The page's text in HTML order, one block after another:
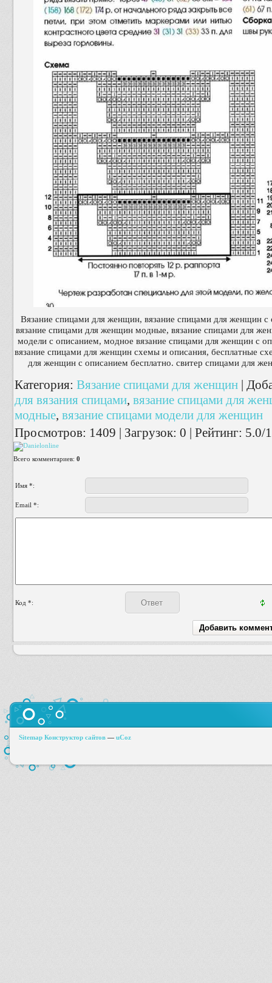
Вязание спицами для женщин, вязание спицами для женщин
вязание спицами для женщин модные, вязание спицами для
модели с описанием, модное вязание спицами для женщин с
вязание спицами для женщин схемы и описания, бесплатные
для женщин с описанием бесплатно. свитер спицами для
Категория: Вязание спицами для женщин |
для вязания спицами, вязание спицами для
модные, вязание спицами модели для женщин
Просмотров: 1409 | Загрузок: 0 | Рейтинг: 5.0/1
Всего комментариев: 0
Имя *:
Email *:
Код *:
Sitemap Конструктор сайтов — uCoz